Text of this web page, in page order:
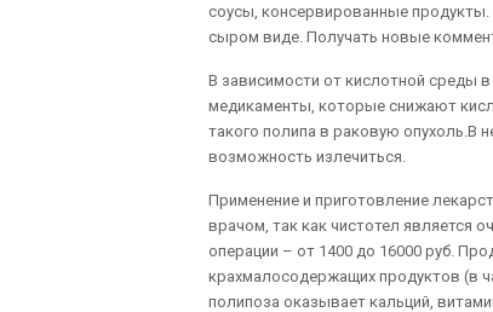
соусы, консервированные
сыром виде. Получать новые
В зависимости от кислотной среды
медикаменты, которые снижают
такого полипа в раковую опухоль.В
возможность излечиться.
Применение и приготовление
врачом, так как чистотел является
операции – от 1400 до 16000 руб.
крахмалосодержащих продуктов (в
полипоза оказывает кальций,